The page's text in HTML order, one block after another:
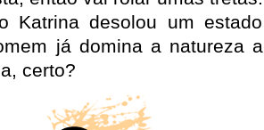
Katrina desolou um
já domina a natureza
certo?